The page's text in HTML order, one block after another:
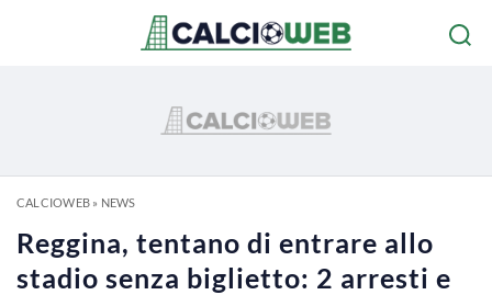
CALCIOWEB» NEWS
Reggina, tentano di entrare allo
stadio senza biglietto: 2 arresti e